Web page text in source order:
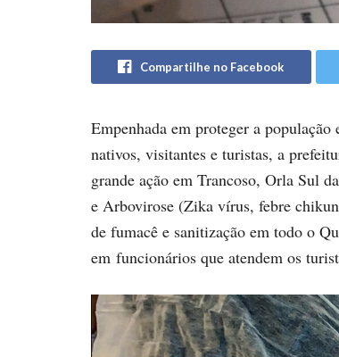
Compartilhe no Facebook
Empenhada em proteger a
nativos, visitantes e turistas, a
grande ação em Trancoso, Orla Sul
e Arbovirose (Zika vírus, febre
de fumacê e sanitização em todo o
em funcionários que atendem os